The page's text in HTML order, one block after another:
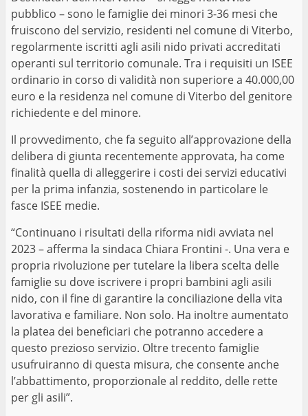
pubblico – sono le famiglie dei minori 3-36 mesi che
fruiscono del servizio, residenti nel comune di Viterbo,
regolarmente iscritti agli asili nido privati accreditati
operanti sul territorio comunale. Tra i requisiti un ISEE
ordinario in corso di validità non superiore a 40.000,00
euro e la residenza nel comune di Viterbo del genitore
richiedente e del minore.
Il provvedimento, che fa seguito all’approvazione della
delibera di giunta recentemente approvata, ha come
finalità quella di alleggerire i costi dei servizi educativi
per la prima infanzia, sostenendo in particolare le
fasce ISEE medie.
“Continuano i risultati della riforma nidi avviata nel
2023 – afferma la sindaca Chiara Frontini -. Una vera e
propria rivoluzione per tutelare la libera scelta delle
famiglie su dove iscrivere i propri bambini agli asili
nido, con il fine di garantire la conciliazione della vita
lavorativa e familiare. Non solo. Ha inoltre aumentato
la platea dei beneficiari che potranno accedere a
questo prezioso servizio. Oltre trecento famiglie
usufruiranno di questa misura, che consente anche
l’abbattimento, proporzionale al reddito, delle rette
per gli asili”.